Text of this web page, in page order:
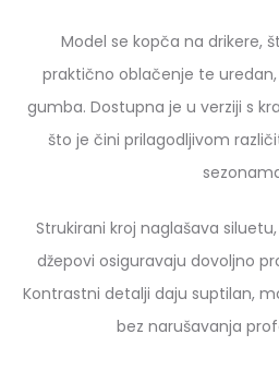
Model se kopča na drikere,
praktično oblačenje te
gumba. Dostupna je u verziji s
što je čini prilagodljivom
Strukirani kroj naglašava
džepovi osiguravaju dovoljno
Kontrastni detalji daju suptilan,
bez narušavanja